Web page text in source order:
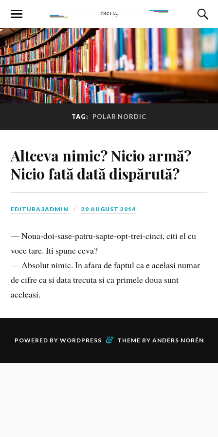
TAG: POLAR NORDIC
Altceva nimic? Nicio armă?
Nicio fată dată dispărută?
EDITURA3ADMIN 20 AUGUST 2014
— Noua-doi-sase-patru-sapte-opt-trei-cinci, citi el cu
voce tare. Iti spune ceva?
— Absolut nimic. In afara de faptul ca e acelasi numar
de cifre ca si data trecuta si ca primele doua sunt
aceleasi.
POWERED BY WORDPRESS & THEME BY ANDERS NORÉN